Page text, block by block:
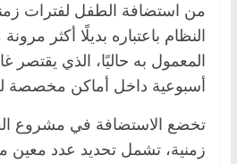
من استضافة الطفل لفترات
النظام باعتباره بديلًا أكثر
المعمول به حاليًا، الذي يقتصر
أسبوعية داخل أماكن مخصصة
تخضع الاستضافة في مشروع
زمنية، تشمل تحديد عدد معين